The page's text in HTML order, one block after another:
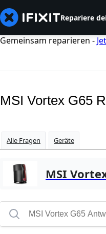
Repariere
Gemeinsam reparieren -
MSI Vortex G65
Alle Fragen Geräte
MSI